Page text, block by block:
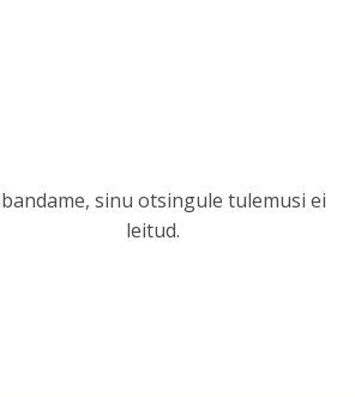
sinu otsingule tulemusi ei
leitud.